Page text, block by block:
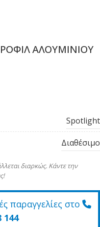
ΑΛΟΥΜΙΝΙΟΥ
Spotlight
Διαθέσιμο
διαρκώς. Κάντε την
παραγγελίες στο
144